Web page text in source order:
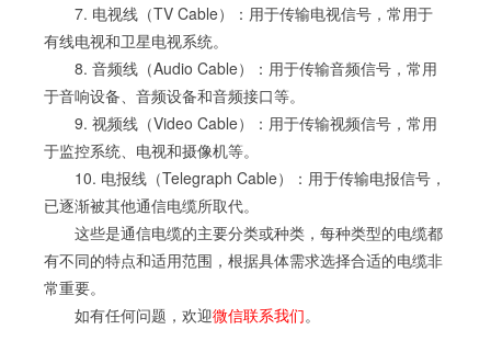
7. 电视线（TV Cable）：用于传输电视信号，常用于
有线电视和卫星电视系统。
8. 音频线（Audio Cable）：用于传输音频信号，常用
于音响设备、音频设备和音频接口等。
9. 视频线（Video Cable）：用于传输视频信号，常用
于监控系统、电视和摄像机等。
10. 电报线（Telegraph Cable）：用于传输电报信号，
已逐渐被其他通信电缆所取代。
这些是通信电缆的主要分类或种类，每种类型的电缆都
有不同的特点和适用范围，根据具体需求选择合适的电缆非
常重要。
如有任何问题，欢迎微信联系我们。